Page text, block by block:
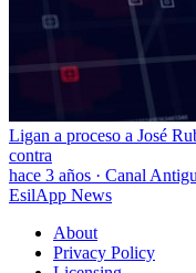
Ligan a proceso a José
contra
hace 3 años · Canal
EsilApp News
About
Privacy Policy